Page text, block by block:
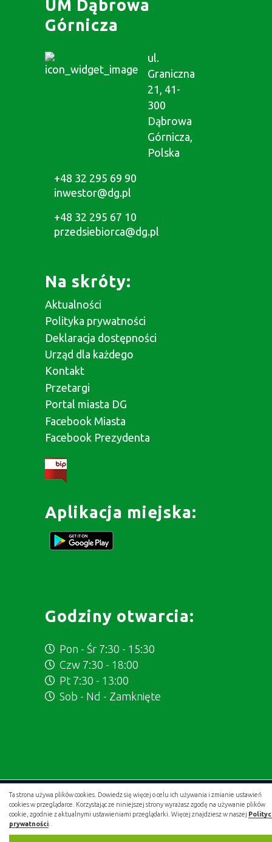
Ta strona używa plików cookies. Dowiedz się więcej o celu ich używania i zmianie ustawień
cookies w przeglądarce. Korzystając ze niniejszej strony wyrażasz zgodę na używanie plików
cookie, zgodnie z aktualnymi ustawieniami przeglądarki. Więcej znajdziesz w naszej
prywatności
UM Dąbrowa
Górnicza
ul.
Graniczna
21, 41-
300
Dąbrowa
Górnicza,
Polska
+48 32 295 69 90
inwestor@dg.pl
+48 32 295 67 10
przedsiebiorca@dg.pl
Na skróty:
Aktualności
Polityka prywatności
Deklaracja dostępności
Urząd dla każdego
Kontakt
Przetargi
Portal miasta DG
Facebook Miasta
Facebook Prezydenta
Aplikacja miejska:
Godziny otwarcia:
Pon - Śr 7:30 - 15:30
Czw 7:30 - 18:00
Pt 7:30 - 13:00
Sob - Nd - Zamknięte
Projekt i wykonanie:.gold studio digital